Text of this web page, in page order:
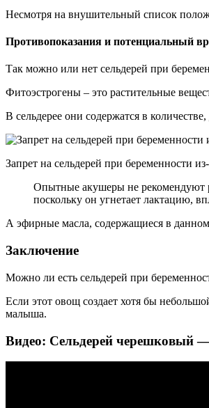
Несмотря на внушительный список
Противопоказания и потенциальный
Так можно или нет сельдерей при
Фитоэстрогены – это растительные
В сельдерее они содержатся в
Запрет на сельдерей при беременности
Опытные акушеры не рекомендуют
поскольку он угнетает лактацию,
А эфирные масла, содержащиеся в данном
Заключение
Можно ли есть сельдерей при
Если этот овощ создает хотя бы
малыша.
Видео: Сельдерей черешковый